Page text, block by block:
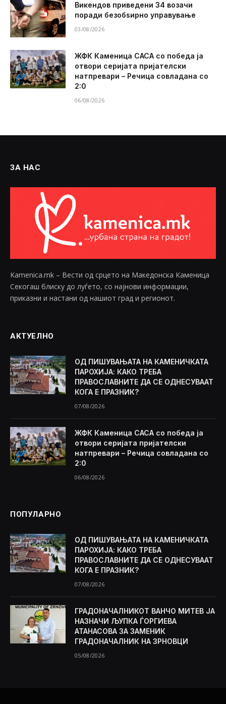
Викендов приведени 34 возачи
поради безобѕирно управување
03/08/2026
ЖФК Каменица САСА со победа ја
отвори серијата пријателски
натпревари – Речица совладана со
2:0
06/08/2026
ЗА НАС
Kamenica.mk – Вести од срцето на Македонска Каменица
Секогаш блиску до луѓето, со најнови информации,
приказни и настани од нашиот град и регионот.
АКТУЕЛНО
ОД ПИШУВАЊАТА НА КАМЕНИЧКАТА
ПАРОХИЈА: КАКО ТРЕБА
ПРАВОСЛАВНИТЕ ДА СЕ ОДНЕСУВААТ
КОГА Е ПРАЗНИК?
07/08/2026
ЖФК Каменица САСА со победа ја
отвори серијата пријателски
натпревари – Речица совладана со
2:0
06/08/2026
ПОПУЛАРНО
ОД ПИШУВАЊАТА НА КАМЕНИЧКАТА
ПАРОХИЈА: КАКО ТРЕБА
ПРАВОСЛАВНИТЕ ДА СЕ ОДНЕСУВААТ
КОГА Е ПРАЗНИК?
07/08/2026
ГРАДОНАЧАЛНИКОТ ВАНЧО МИТЕВ ЈА
НАЗНАЧИ ЉУПКА ЃОРГИЕВА
АТАНАСОВА ЗА ЗАМЕНИК
ГРАДОНАЧАЛНИК НА ЗРНОВЦИ
05/08/2026